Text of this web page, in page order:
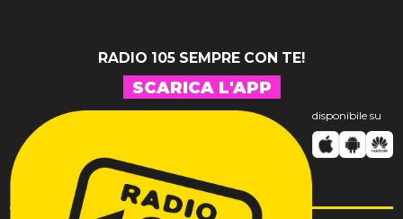
RADIO 105 SEMPRE CON TE!
SCARICA L'APP
disponibile su